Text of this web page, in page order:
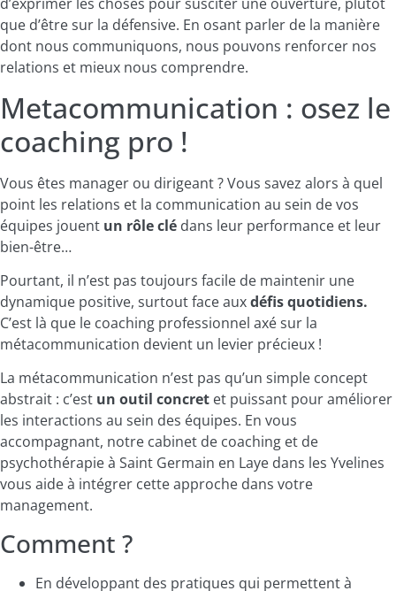
que d’être sur la défensive. En osant parler de la manière
dont nous communiquons, nous pouvons renforcer nos
relations et mieux nous comprendre.
Metacommunication : osez le
coaching pro !
Vous êtes manager ou dirigeant ? Vous savez alors à quel
point les relations et la communication au sein de vos
équipes jouent un rôle clé dans leur performance et leur
bien-être…
Pourtant, il n’est pas toujours facile de maintenir une
dynamique positive, surtout face auxdéfis quotidiens.
C’est là que le coaching professionnel axé sur la
métacommunication devient un levier précieux !
La métacommunication n’est pas qu’un simple concept
abstrait : c’est un outil concret et puissant pour améliorer
les interactions au sein des équipes. En vous
accompagnant, notre cabinet de coaching et de
psychothérapie à Saint Germain en Laye dans les Yvelines
vous aide à intégrer cette approche dans votre
management.
Comment ?
En développant des pratiques qui permettent à